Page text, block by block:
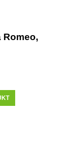
Romeo,